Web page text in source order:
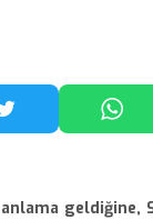
Paylaş
Twitter'da
geldiğine,